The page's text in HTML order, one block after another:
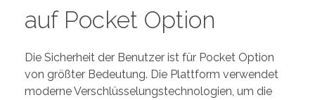
auf Pocket Option
Die Sicherheit der Benutzer ist für Pocket Option
von größter Bedeutung. Die Plattform verwendet
moderne Verschlüsselungstechnologien, um die